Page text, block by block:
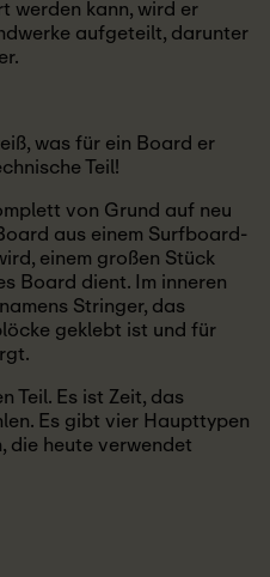
werden kann, wird er
aufgeteilt, darunter
was für ein Board er
Teil!
von Grund auf neu
aus einem Surfboard-
einem großen Stück
Board dient. Im inneren
Stringer, das
geklebt ist und für
Teil. Es ist Zeit, das
Es gibt vier Haupttypen
die heute verwendet